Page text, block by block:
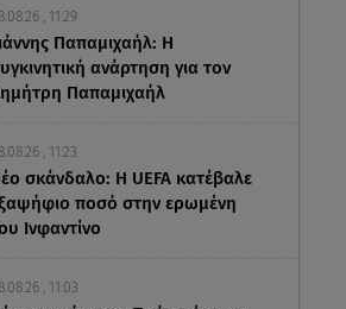
, 11:29
Παπαμιχαήλ: Η
ανάρτηση για τον
Παπαμιχαήλ
, 11:23
σκάνδαλο: Η UEFA κατέβαλε
ποσό στην ερωμένη
Ινφαντίνο
, 11:03